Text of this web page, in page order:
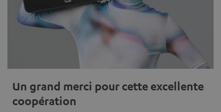
Un grand merci pour cette excellente
coopération